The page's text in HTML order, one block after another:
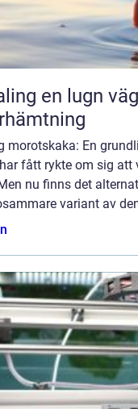
balans, energi och
morotskaka: En
fått rykte om sig att
nu finns det
variant av